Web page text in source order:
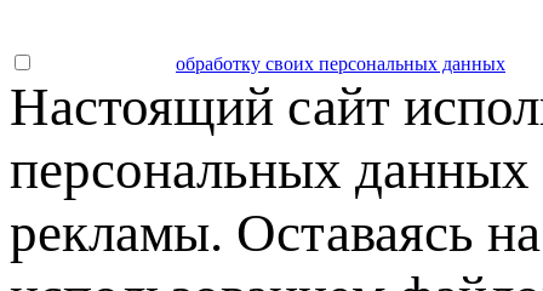
обработку своих персональных данных
Настоящий сайт
персональных данных
рекламы. Оставаясь